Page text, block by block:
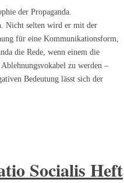
der Propaganda.
Nicht selten wird er mit der
für eine Kommunikationsform,
die Rede, wenn einem die
zu werden –
Bedeutung lässt sich der
Socialis Heft